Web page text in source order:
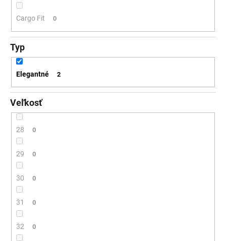
Cargo Fit 0
Typ
Elegantné 2
Veľkosť
28 0
29 0
30 0
31 0
32 0